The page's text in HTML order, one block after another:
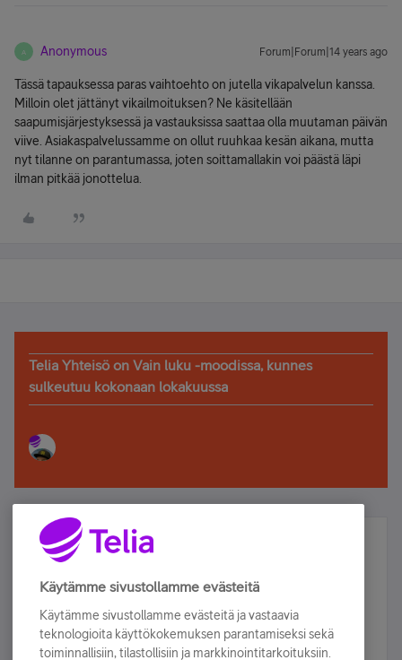
A Anonymous Forum|Forum|14 years ago
Tässä tapauksessa paras vaihtoehto on jutella vikapalvelun kanssa.
Milloin olet jättänyt vikailmoituksen? Ne käsitellään
saapumisjärjestyksessä ja vastauksissa saattaa olla muutaman päivän
viive. Asiakaspalvelussamme on ollut ruuhkaa kesän aikana, mutta
nyt tilanne on parantumassa, joten soittamallakin voi päästä läpi
ilman pitkää jonottelua.
Telia Yhteisö on Vain luku -moodissa, kunnes
sulkeutuu kokonaan lokakuussa
Älä jää paitsi – osallistu ja voita!
Tilaa Telian uutiskirje ja olet mukana arvonnassa.
sähköpostiisi.
Käytämme sivustollamme evästeitä
Käytämme sivustollamme evästeitä ja vastaavia
teknologioita käyttökokemuksen parantamiseksi sekä
toiminnallisiin, tilastollisiin ja markkinointitarkoituksiin.